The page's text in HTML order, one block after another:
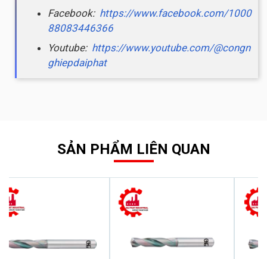
Facebook: https://www.facebook.com/1000
88083446366
Youtube: https://www.youtube.com/@congn
ghiepdaiphat
SẢN PHẨM LIÊN QUAN